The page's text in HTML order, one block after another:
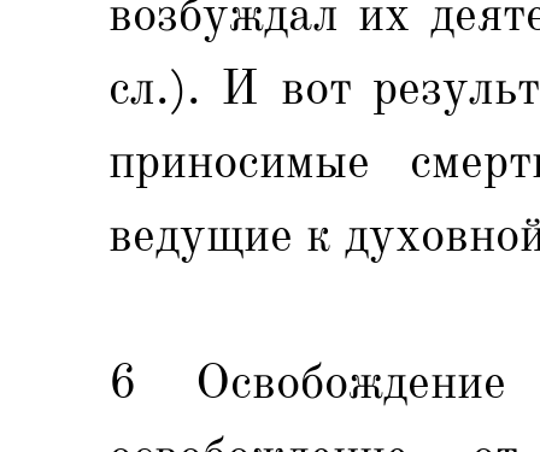
возбуждал их
сл.). И вот
приносимые
ведущие к
6